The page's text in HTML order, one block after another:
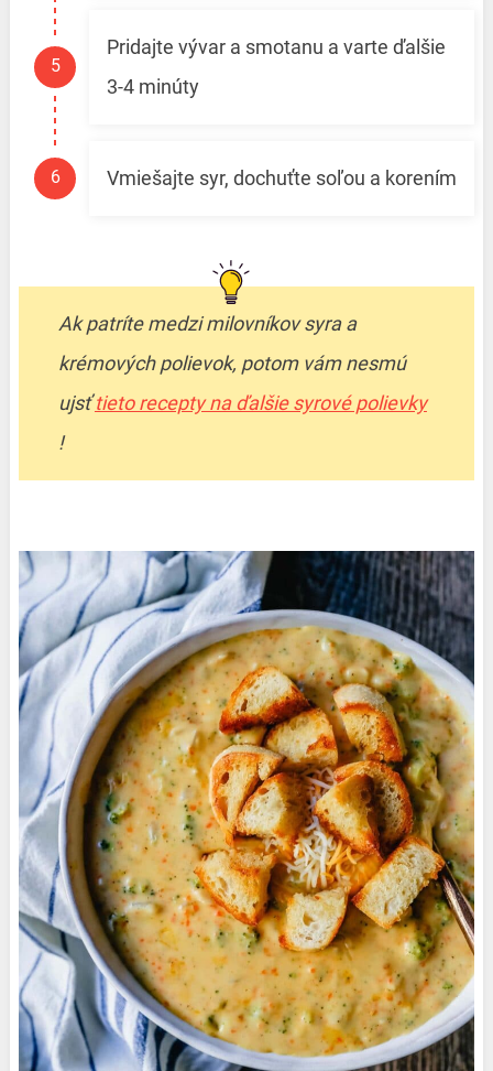
Pridajte vývar a smotanu a varte ďalšie
3-4 minúty
Vmiešajte syr, dochuťte soľou a korením
Ak patríte medzi milovníkov syra a
krémových polievok, potom vám nesmú
ujsťtieto recepty na ďalšie syrové polievky
!